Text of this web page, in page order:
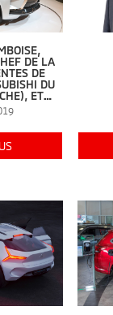
DE LA
DE
DU
ET
LA
E-
SALON